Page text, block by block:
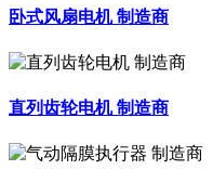
卧式风扇电机 制造商
直列齿轮电机 制造商